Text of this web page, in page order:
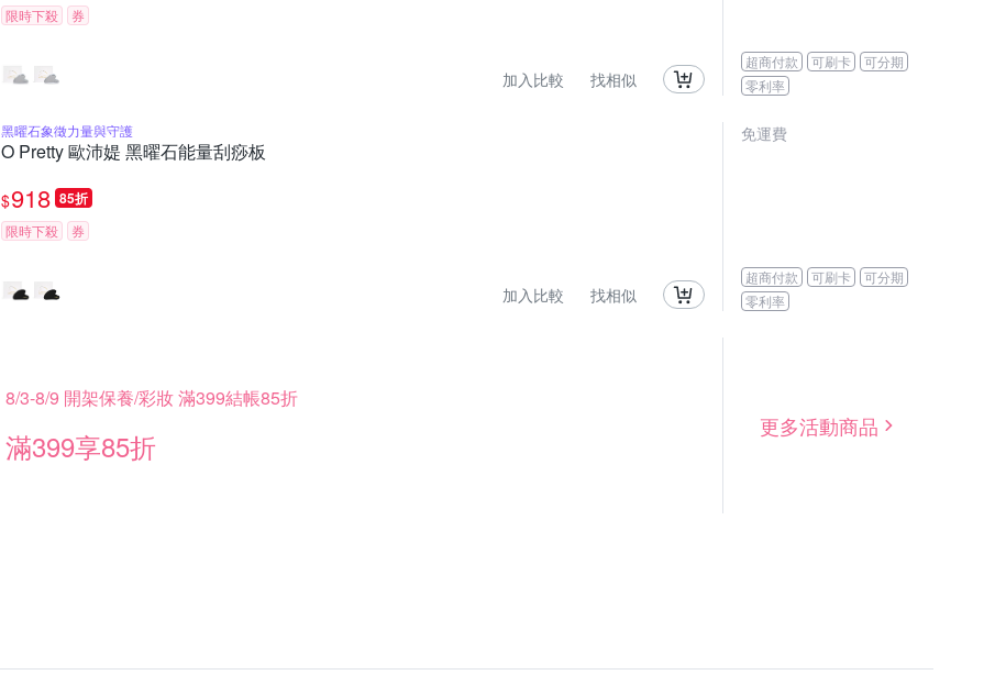
限時下殺 券
加入比較 找相似
超商付款 可刷卡
可分期
零利率
黑曜石象徵力量與守護
O Pretty 歐沛媞 黑曜石能量刮痧板
$918 85折
限時下殺 券
加入比較 找相似
免運費
超商付款 可刷卡
可分期
零利率
8/3-8/9 開架保養/彩妝 滿399結帳85折
滿399享85折
更多活動商品